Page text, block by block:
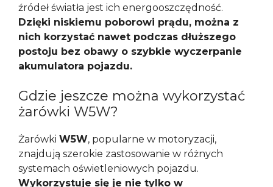
źródeł światła jest ich energooszczędność.
Dzięki niskiemu poborowi prądu, można z
nich korzystać nawet podczas dłuższego
postoju bez obawy o szybkie wyczerpanie
akumulatora pojazdu.
Gdzie jeszcze można wykorzystać
żarówki W5W?
Żarówki W5W, popularne w motoryzacji,
znajdują szerokie zastosowanie w różnych
systemach oświetleniowych pojazdu.
Wykorzystuje się je nie tylko w